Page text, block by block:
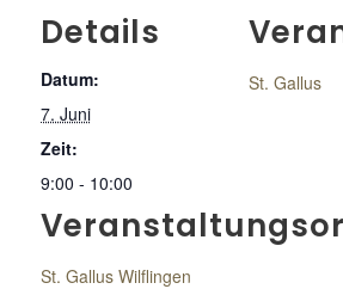
Details
Datum:
7. Juni
Zeit:
9:00 - 10:00
St. Gallus Wilflingen
St. Gallus